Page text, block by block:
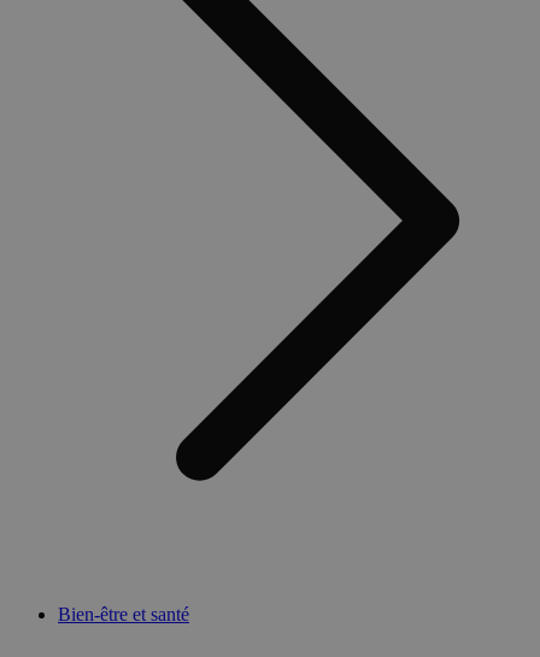
Bien-être et santé